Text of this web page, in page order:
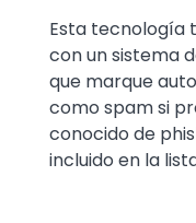
Esta tecnología
con un sistema
que marque
como spam si
conocido de
incluido en la